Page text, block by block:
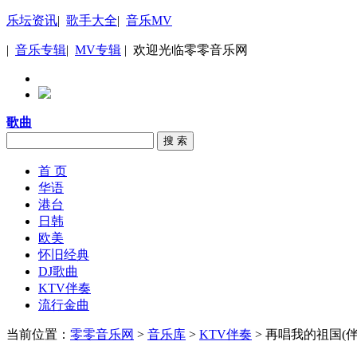
乐坛资讯| 歌手大全| 音乐MV
| 音乐专辑| MV专辑 | 欢迎光临零零音乐网
歌曲
搜 索
首 页
华语
港台
日韩
欧美
怀旧经典
DJ歌曲
KTV伴奏
流行金曲
当前位置： 零零音乐网 > 音乐库 > KTV伴奏 > 再唱我的祖国(